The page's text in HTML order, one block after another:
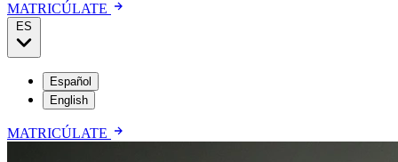
MATRICÚLATE
ES
Español
English
MATRICÚLATE